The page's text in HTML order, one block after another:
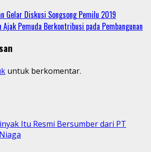
Gelar Diskusi Songsong Pemilu 2019
Pemuda Berkontribusi pada Pembangunan
untuk berkomentar.
Itu Resmi Bersumber dari PT